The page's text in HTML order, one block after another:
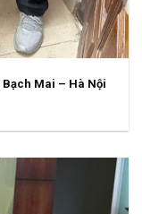
Mai – Hà Nội